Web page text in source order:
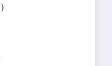
）